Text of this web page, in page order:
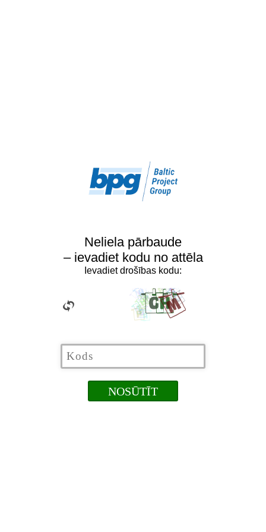
Neliela pārbaude
– ievadiet kodu no attēla
Ievadiet drošības kodu: